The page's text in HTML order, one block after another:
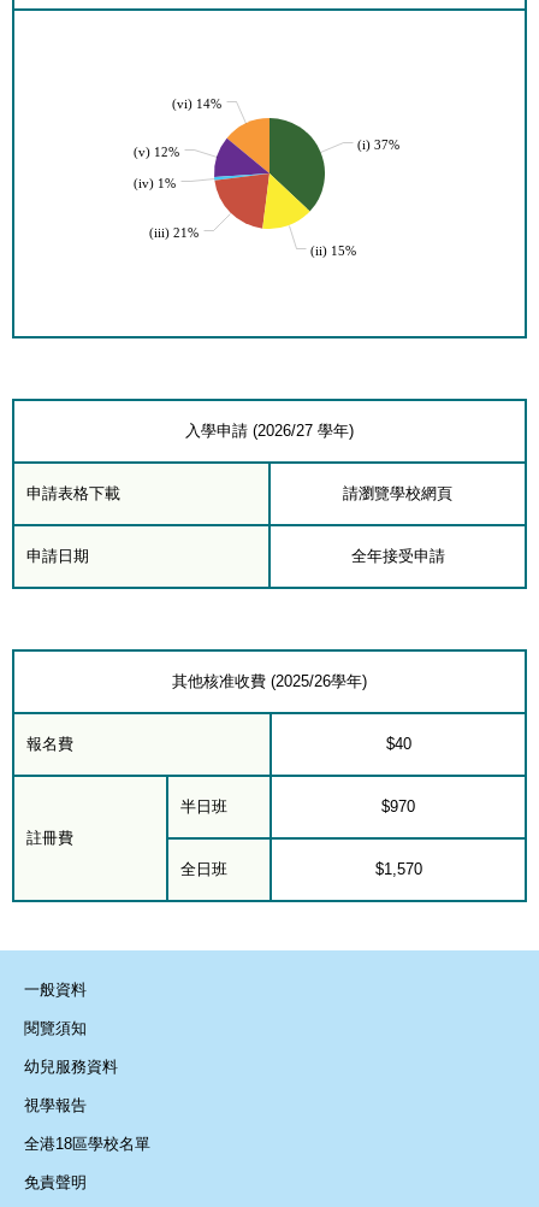
(vi) 14%
(v) 12%
(iv) 1%
(iii) 21%
(i) 37%
(ii) 15%
入學申請 (2026/27 學年)
申請表格下載 請瀏覽學校網頁
申請日期 全年接受申請
其他核准收費 (2025/26學年)
報名費 $40
註冊費
半日班 $970
全日班 $1,570
一般資料
閱覽須知
幼兒服務資料
視學報告
全港18區學校名單
免責聲明